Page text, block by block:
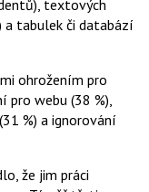
textových
a tabulek či databází
ohrožením pro
pro webu (38 %),
%) a ignorování
že jim práci